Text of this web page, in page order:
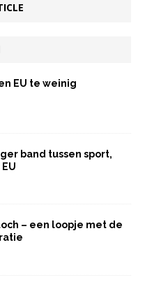
EU te weinig
band tussen sport,
– een loopje met de